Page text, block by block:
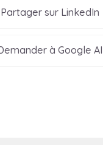
Partagersur LinkedIn
à Google AI